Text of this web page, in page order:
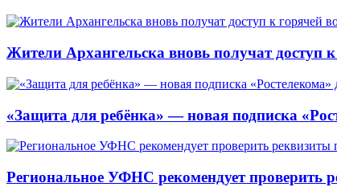
Жители Архангельска вновь получат доступ к
«Защита для ребёнка» — новая подписка
Региональное УФНС рекомендует проверить